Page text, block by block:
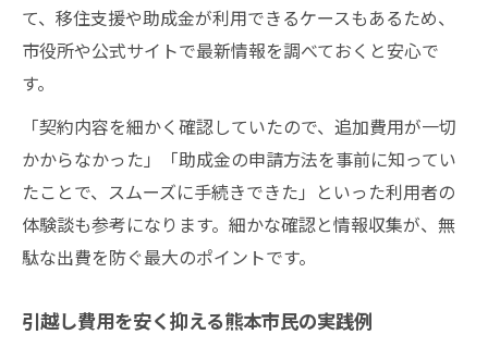
て、移住支援や助成金が利用できるケースもあるため、
市役所や公式サイトで最新情報を調べておくと安心で
す。
「契約内容を細かく確認していたので、追加費用が一切
かからなかった」「助成金の申請方法を事前に知ってい
たことで、スムーズに手続きできた」といった利用者の
体験談も参考になります。細かな確認と情報収集が、無
駄な出費を防ぐ最大のポイントです。
引越し費用を安く抑える熊本市民の実践例